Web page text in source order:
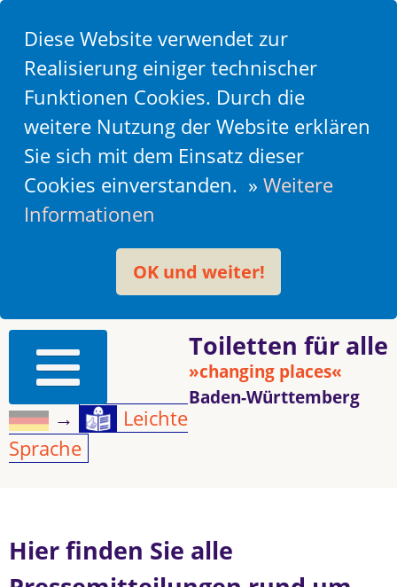
Diese Website verwendet zur
Realisierung einiger technischer
Funktionen Cookies. Durch die
weitere Nutzung der Website erklären
Sie sich mit dem Einsatz dieser
Cookies einverstanden. » Weitere
Informationen
OK und weiter!
Toiletten für alle
»changing places«
Baden-Württemberg
→
Leichte
Sprache
Hier finden Sie alle